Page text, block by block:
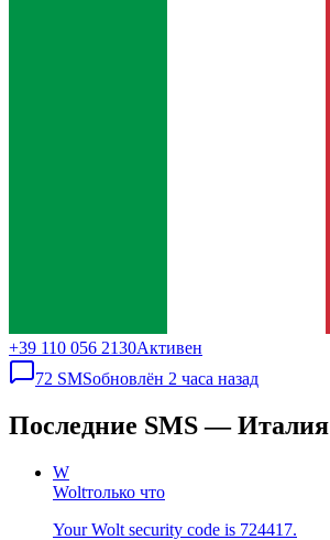
+39 110 056 2130Активен
72 SMSобновлён 2 часа назад
Последние SMS — Италия
W
Woltтолько что
Your Wolt security code is 724417.